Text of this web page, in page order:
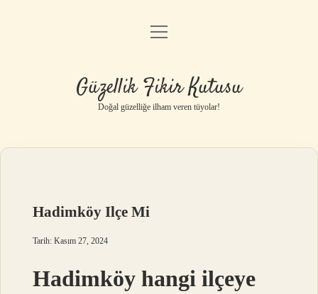
Anasayfa
Yasal Uyarı
menüyü
Güzellik Fikir Kutusu
Doğal güzelliğe ilham veren tüyolar!
Hadimköy Ilçe Mi
Tarih: Kasım 27, 2024
Hadimköy hangi ilçeye